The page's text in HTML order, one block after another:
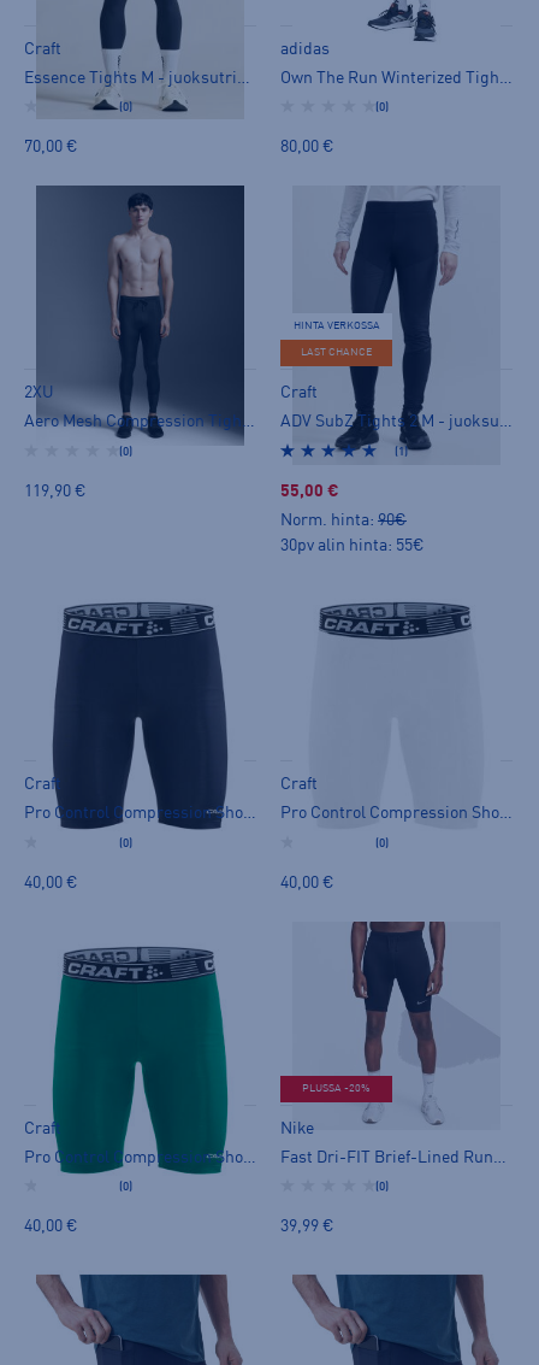
Craft
(0)
70,00 €
adidas
(0)
80,00 €
2XU
Aero Mesh Compression Tights - juoksutrikoot
(0)
119,90 €
HINTA VERKOSSA
LAST CHANCE
Craft
ADV SubZ Tights 2 M - juoksutrikoot
(1)
55,00 €
Norm. hinta: 90€
30pv alin hinta: 55€
Craft
Pro Control Compression Short Tights UX - juoksutrikoot
(0)
40,00 €
Craft
Pro Control Compression Short Tights UX - juoksutrikoot
(0)
40,00 €
Craft
(0)
40,00 €
PLUSSA -20%
Nike
(0)
39,99 €